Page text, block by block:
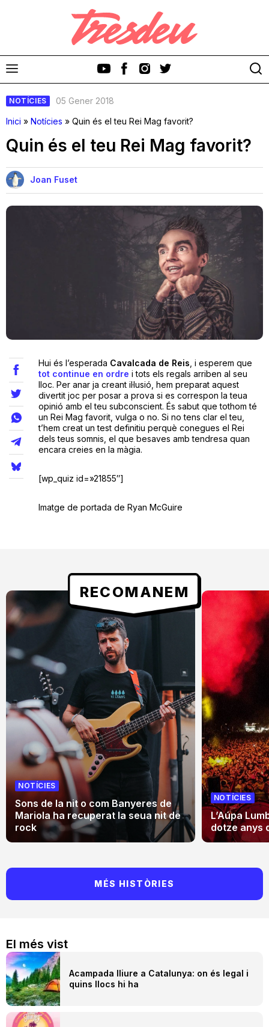
Discos
Videoclips
Cinema i Televisió
Festivals
Teatre
Internet
Opinió
Llibres
La Llista
Llocs
NOTÍCIES
05 Gener 2018
Inici » Notícies » Quin és el teu Rei Mag favorit?
Quin és el teu Rei Mag favorit?
Joan Fuset
Hui és l’esperada Cavalcada de Reis , i esperem que
tot continue en ordre i tots els regals arriben al seu
lloc. Per anar ja creant il·lusió, hem preparat aquest
divertit joc per posar a prova si es correspon la teua
opinió amb el teu subconscient. És sabut que tothom té
un Rei Mag favorit, vulga o no. Si no tens clar el teu,
t’hem creat un test definitiu perquè conegues el Rei
dels teus somnis, el que besaves amb tendresa quan
encara creies en la màgia.
[wp_quiz id=»21855″]
Imatge de portada de Ryan McGuire
El més vist
Acampada lliure a Catalunya: on és legal i
quins llocs hi ha
RECOMANEM
NOTÍCIES
Sons de la nit o com Banyeres de
Mariola ha recuperat la seua nit de
rock
NOTÍCIES
L’Aúpa
dotze anys
MÉS HISTÒRIES